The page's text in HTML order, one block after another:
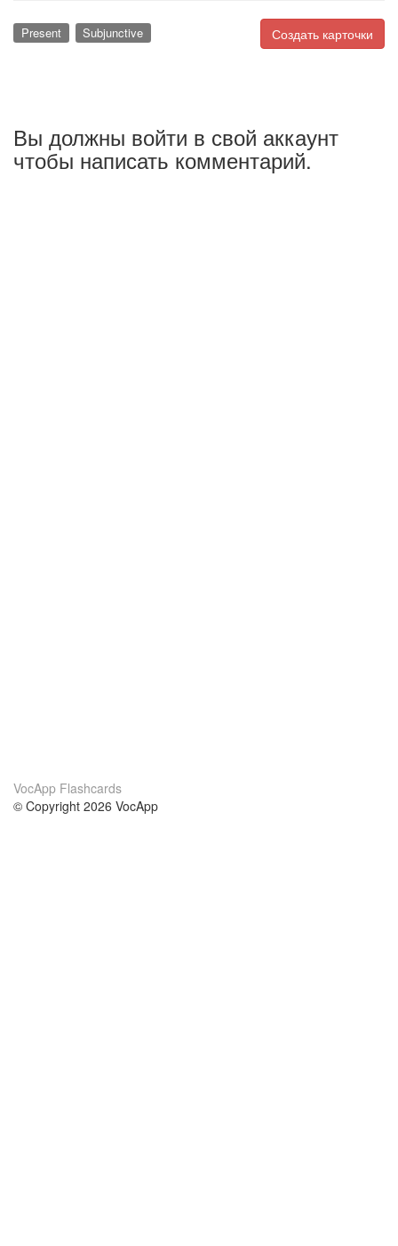
Создать карточки
Present Subjunctive
Вы должны войти в свой аккаунт
чтобы написать комментарий.
VocApp Flashcards
© Copyright 2026 VocApp